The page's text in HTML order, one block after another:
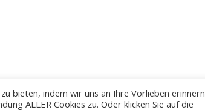
bieten, indem wir uns an Ihre Vorlieben erinnern
ALLER Cookies zu. Oder klicken Sie auf die